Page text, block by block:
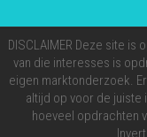
DISCLAIMER Deze site
van die interesses is
eigen marktonderzoek.
altijd op voor de
hoeveel opdrachten